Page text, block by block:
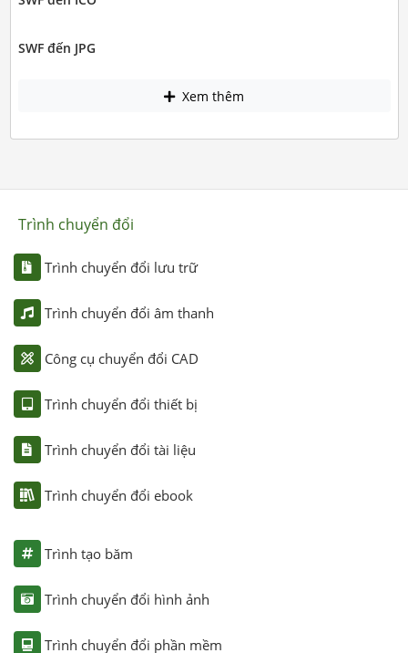
SWF đến JPG
Xem thêm
Trình chuyển đổi
Trình chuyển đổi lưu trữ
Trình chuyển đổi âm thanh
Công cụ chuyển đổi CAD
Trình chuyển đổi thiết bị
Trình chuyển đổi tài liệu
Trình chuyển đổi ebook
Trình tạo băm
Trình chuyển đổi hình ảnh
Trình chuyển đổi phần mềm